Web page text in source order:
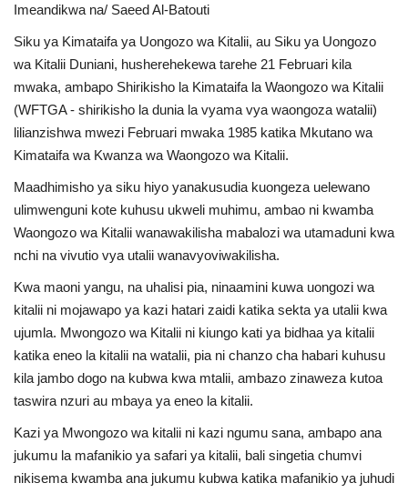
Urithi wa Nasser
Harakati ya Nasser kwa Vijana
Habari
Kanuni na Masharti ya Udhamini wa
Nasser
Udhamini wa Nasser
Nyaraka na Marejeleo
Waanzilishi
Nyaraka
Imeandikwa na/ Saeed Al-Batouti
Siku ya Kimataifa ya Uongozo wa Kitalii, au Siku ya Uongozo
wa Kitalii Duniani, husherehekewa tarehe 21 Februari kila
mwaka, ambapo Shirikisho la Kimataifa la Waongozo wa Kitalii
(WFTGA - shirikisho la dunia la vyama vya waongoza watalii)
lilianzishwa mwezi Februari mwaka 1985 katika Mkutano wa
Kimataifa wa Kwanza wa Waongozo wa Kitalii.
Maadhimisho ya siku hiyo yanakusudia kuongeza uelewano
ulimwenguni kote kuhusu ukweli muhimu, ambao ni kwamba
Waongozo wa Kitalii wanawakilisha mabalozi wa utamaduni kwa
nchi na vivutio vya utalii wanavyoviwakilisha.
Kwa maoni yangu, na uhalisi pia, ninaamini kuwa uongozi wa
kitalii ni mojawapo ya kazi hatari zaidi katika sekta ya utalii kwa
ujumla. Mwongozo wa Kitalii ni kiungo kati ya bidhaa ya kitalii
katika eneo la kitalii na watalii, pia ni chanzo cha habari kuhusu
kila jambo dogo na kubwa kwa mtalii, ambazo zinaweza kutoa
taswira nzuri au mbaya ya eneo la kitalii.
Kazi ya Mwongozo wa kitalii ni kazi ngumu sana, ambapo ana
jukumu la mafanikio ya safari ya kitalii, bali singetia chumvi
nikisema kwamba ana jukumu kubwa katika mafanikio ya juhudi